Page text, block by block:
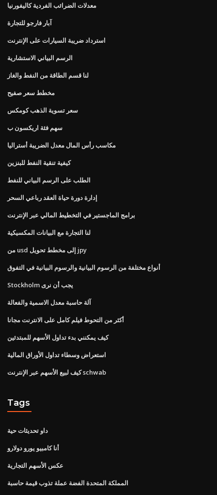
معدلات الضرائب الفردية كاليفورنيا
آبار فارجو للتجارة
استرداد ضريبة السيارات على الإنترنت
الرسم البياني الاستشارية
لنا قسم الطاقة من النفط والغاز
مخطط سعر صفيح
سعر تسوية الذهب كومكس
سهم فئة اريكسون ب
مكاسب رأس المال معدل الضريبة أستراليا
كيفية تنقية النفط للبنزين
الطلب على الرسم البياني للنفط
إدارة دورة حياة العقد رباعي السحر
برامج الماجستير في التخطيط المالي عبر الإنترنت
لنا التجارة مع البيانات المكسيكية
من usd إلى مخطط تحويل jpy
أنواع مختلفة من الرسوم البيانية والرسوم البيانية في التفوق
Stockholm يجب أن نرى
آلة حاسبة معدل الاسمية والفعالة
أكثر من التحوط فيلم كامل على الانترنت مجانا
كيف يمكنني بدء تداول الأسهم للمبتدئين
استعراض وسطاء تداول الأوراق المالية
كيف لبيع الأسهم عبر الإنترنت schwab
Tags
داو تحديثات حية
أنا كامبيو يورو دولارو
عكس الأسهم التجارية
المملكة المتحدة الفضة عملة تذوب قيمة حاسبة